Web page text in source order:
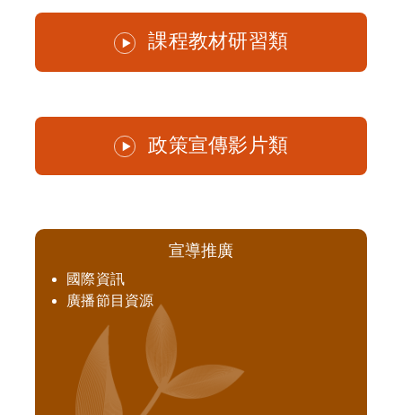
課程教材研習類
政策宣傳影片類
宣導推廣
國際資訊
廣播節目資源